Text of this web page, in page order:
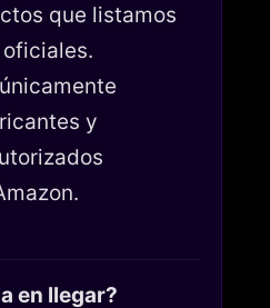
que listamos
y
en llegar?